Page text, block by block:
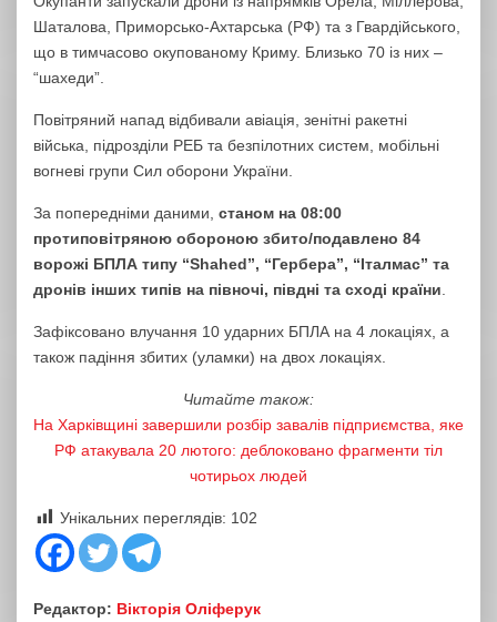
Шаталова, Приморсько-Ахтарська (РФ) та з Гвардійського,
що в тимчасово окупованому Криму. Близько 70 із них –
“шахеди”.
Повітряний напад відбивали авіація, зенітні ракетні
війська, підрозділи РЕБ та безпілотних систем, мобільні
вогневі групи Сил оборони України.
За попередніми даними, станом на 08:00
протиповітряною обороною збито/подавлено 84
ворожі БПЛА типу “Shahed”, “Гербера”, “Італмас” та
дронів інших типів на півночі, півдні та сході країни
Зафіксовано влучання 10 ударних БПЛА на 4 локаціях, а
також падіння збитих (уламки) на двох локаціях.
Читайте також:
На Харківщині завершили розбір завалів підприємства, яке
РФ атакувала 20 лютого: деблоковано фрагменти тіл
чотирьох людей
Унікальних переглядів: 102
Редактор: Вікторія Оліферук